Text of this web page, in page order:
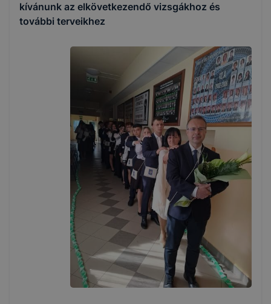
kívánunk az elkövetkezendő vizsgákhoz és
további terveikhez